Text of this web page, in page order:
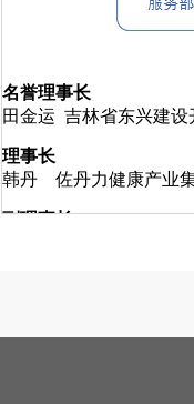
名誉理事长
田金运 吉林省东兴建
理事长
韩丹 佐丹力健康产业
副理事长